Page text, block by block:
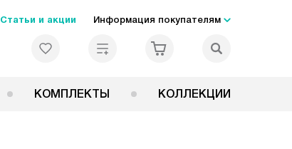
Статьи и акции Информация покупателям
КОМПЛЕКТЫ КОЛЛЕКЦИИ